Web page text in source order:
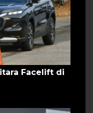
Facelift di